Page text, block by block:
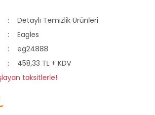
Detaylı Temizlik Ürünleri
Eagles
eg24888
458,33 TL + KDV
taksitlerle!